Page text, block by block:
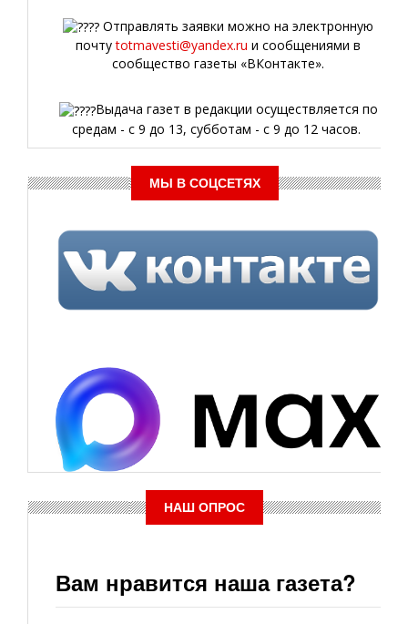
Отправлять заявки можно на электронную
почтуtotmavesti@yandex.ru и сообщениями в
сообщество газеты «ВКонтакте».
Выдача газет в редакции осуществляется по
средам - с 9 до 13, субботам - с 9 до 12 часов.
МЫ В СОЦСЕТЯХ
НАШ ОПРОС
Вам нравится наша газета?